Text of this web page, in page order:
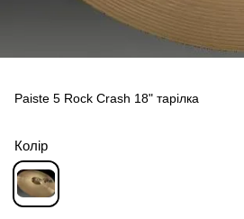
Paiste 5 Rock Crash 18" тарілка
Колір